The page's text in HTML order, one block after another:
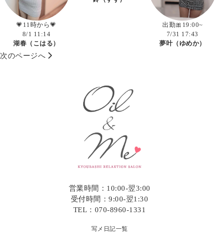
💗11時から💗
8/1 11:14
湖春（こはる）
出勤🎀19:00~
7/31 17:43
夢叶（ゆめか）
次のページへ
営業時間：10:00-翌3:00
受付時間：9:00-翌1:30
TEL：070-8960-1331
写メ日記一覧